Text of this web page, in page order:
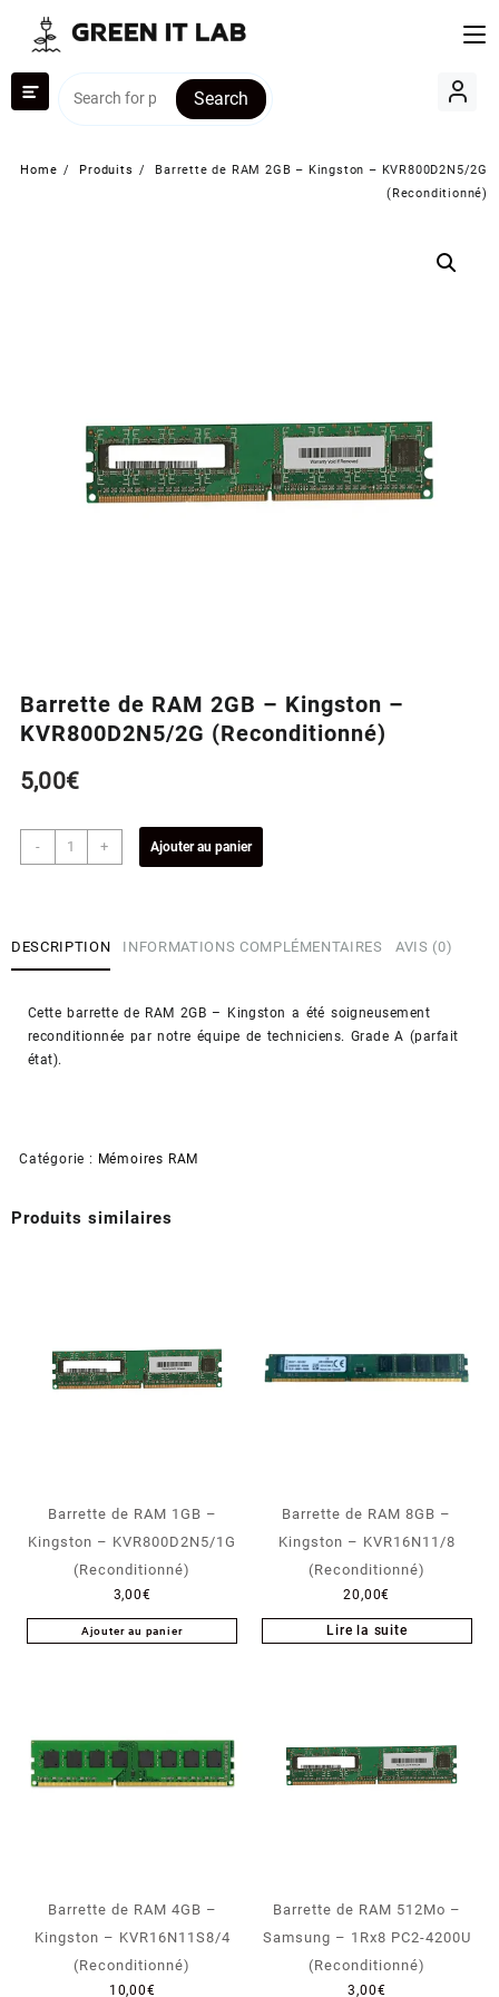
content
Search
Home Produits
Barrette de RAM 2GB – Kingston – KVR800D2N5/2G
(Reconditionné)
Barrette de RAM 2GB – Kingston –
KVR800D2N5/2G (Reconditionné)
5,00€
-
quantité
de
Kingston
KVR800D2N5/2G
+ Ajouter au panier
DESCRIPTION INFORMATIONS COMPLÉMENTAIRES AVIS (0)
Cette barrette de RAM 2GB – Kingston a été soigneusement
reconditionnée par notre équipe de techniciens. Grade A (parfait
état).
Catégorie : Mémoires RAM
Produits similaires
Barrette de RAM 1GB –
Kingston – KVR800D2N5/1G
(Reconditionné)
3,00€
Ajouter au panier
Barrette de RAM 8GB –
Kingston – KVR16N11/8
(Reconditionné)
20,00€
Lire la suite
Barrette de RAM 4GB –
Kingston – KVR16N11S8/4
(Reconditionné)
10,00€
Barrette de RAM 512Mo –
Samsung – 1Rx8 PC2-4200U
(Reconditionné)
3,00€